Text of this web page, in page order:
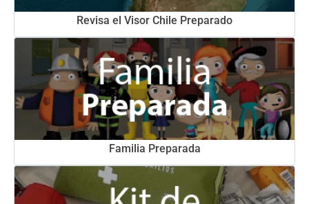
Revisa el Visor Chile Preparado
Familia Preparada